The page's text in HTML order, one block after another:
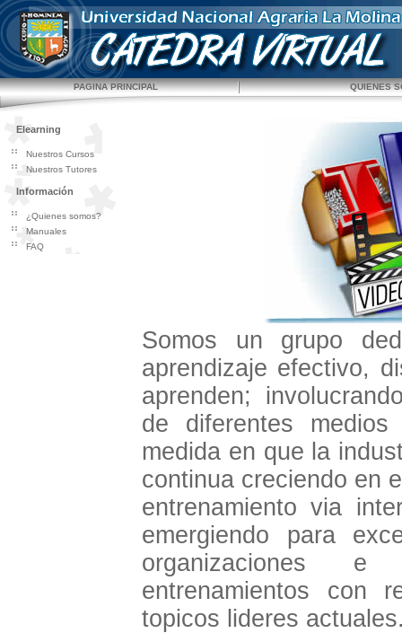
PAGINA PRINCIPAL QUIENES
Elearning
Nuestros Cursos
Nuestros Tutores
Información
¿Quienes somos?
Manuales
FAQ
Somos un grupo
aprendizaje efectivo,
aprenden;
de diferentes
medida en que la
continua creciendo en
entrenamiento via
emergiendo para
organizaciones
entrenamientos con
topicos lideres